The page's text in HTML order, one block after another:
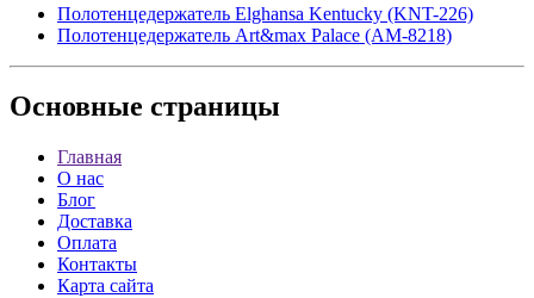
Полотенцедержатель Elghansa Kentucky (KNT-226)
Полотенцедержатель Art&max Palace (AM-8218)
Основные страницы
Главная
О нас
Блог
Доставка
Оплата
Контакты
Карта сайта